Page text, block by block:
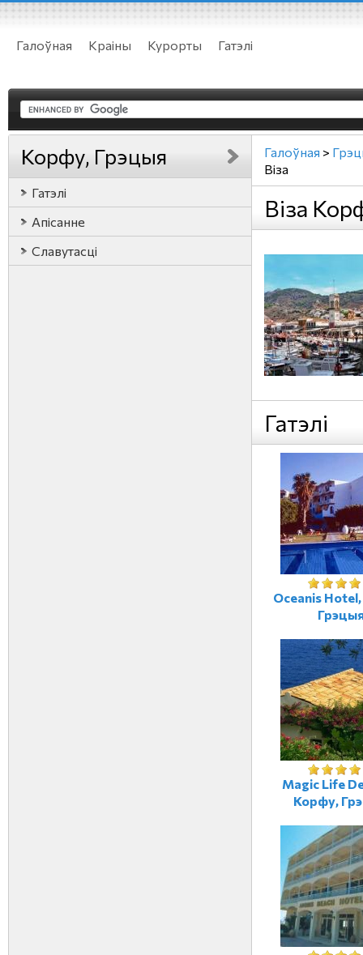
Галоўная Краіны Курорты Гатэлі
Корфу, Грэцыя
Гатэлі
Апісанне
Славутасці
Галоўная >
Віза
Віза
Гатэлі
Oceanis
Magic Life
Корфу,